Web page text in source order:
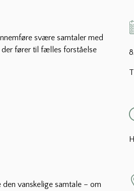
svære samtaler med
der fører til fælles forståelse
vanskelige samtale – om